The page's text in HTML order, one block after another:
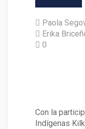
Paola
Erika
0
Con la
Indígenas